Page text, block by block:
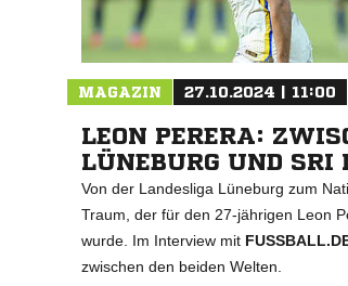
MAGAZIN 27.10.2024 | 11:00
LEON PERERA:
LÜNEBURG UND SRI
Von der Landesliga Lüneburg zum
Traum, der für den 27-jährigen Leon
wurde. Im Interview mit
zwischen den beiden Welten.